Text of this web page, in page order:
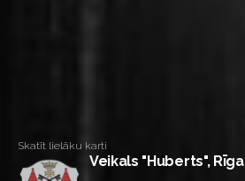
Skatīt lielāku karti
Veikals "Huberts", Rīga